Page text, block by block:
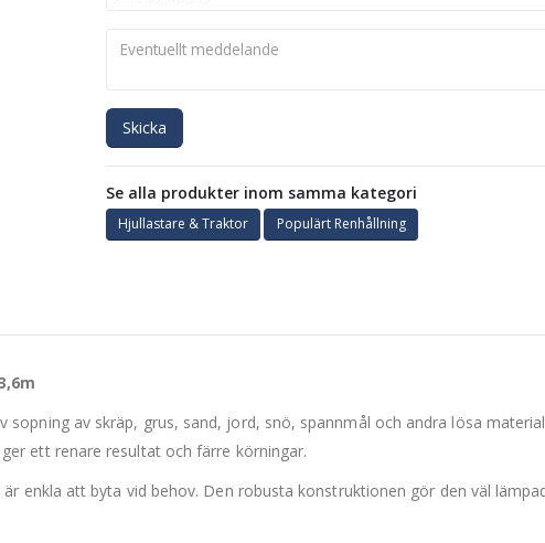
Skicka
Se alla produkter inom samma kategori
Hjullastare & Traktor Populärt Renhållning
av skräp, grus, sand, jord, snö, spannmål och andra lösa
ett renare resultat och färre körningar.
enkla att byta vid behov. Den robusta konstruktionen gör den väl